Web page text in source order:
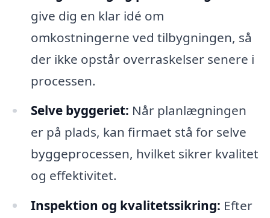
give dig en klar idé om
omkostningerne ved tilbygningen, så
der ikke opstår overraskelser senere i
processen.
Selve byggeriet: Når planlægningen
er på plads, kan firmaet stå for selve
byggeprocessen, hvilket sikrer kvalitet
og effektivitet.
Inspektion og kvalitetssikring: Efter